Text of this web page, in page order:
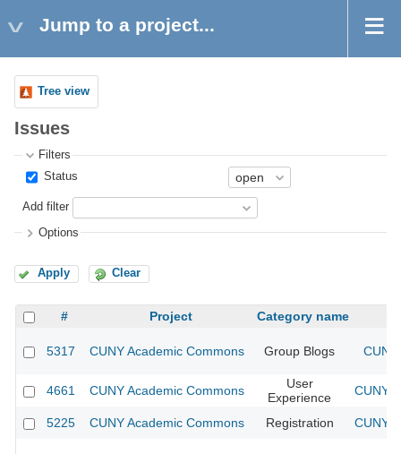
Jump to a project...
Tree view
Issues
Filters
Status
Add filter
Options
Apply Clear
# Project Category name
5317 CUNY Academic Commons Group Blogs
4661 CUNY Academic Commons
User
Experience
CUNY
5225 CUNY Academic Commons Registration CUNY